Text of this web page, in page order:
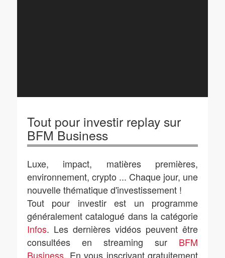
Tout pour investir replay sur
BFM Business
Luxe, impact, matières premières,
environnement, crypto ... Chaque jour, une
nouvelle thématique d'investissement !
Tout pour investir est un programme
généralement catalogué dans la catégorie
Infos. Les dernières vidéos peuvent être
consultées en streaming sur BFM
Business. En vous inscrivant gratuitement